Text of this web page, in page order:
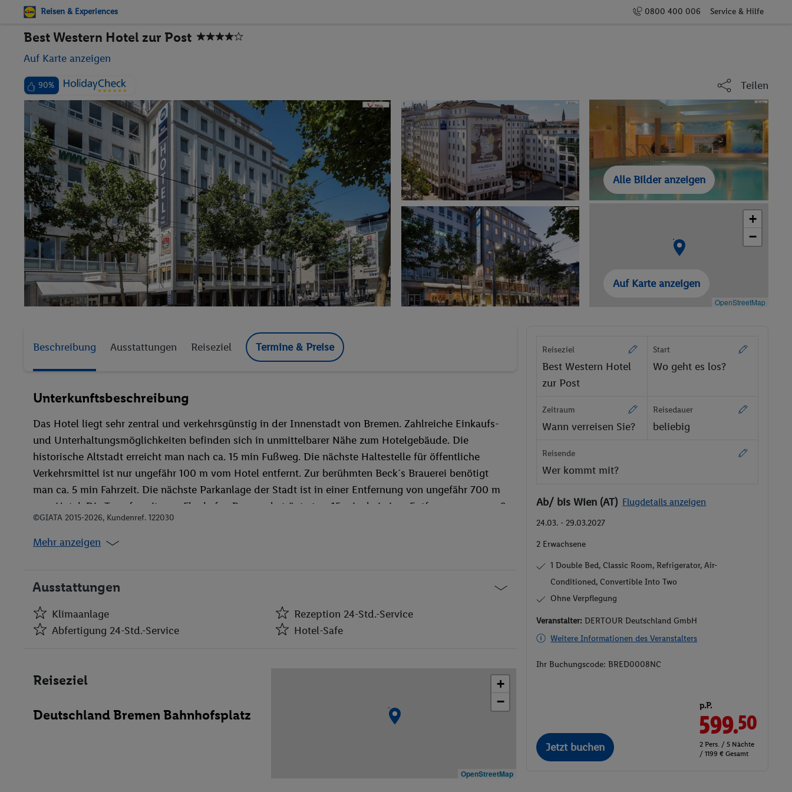
Reisen & Experiences 0800 400 006 Service & Hilfe
Best Western Hotel zur Post
Auf Karte anzeigen
90% Teilen
Alle Bilder anzeigen
+
−
OpenStreetMap
Auf Karte anzeigen
Beschreibung Ausstattungen Reiseziel Termine & Preise
Unterkunftsbeschreibung
Das Hotel liegt sehr zentral und verkehrsgünstig in der Innenstadt von Bremen. Zahlreiche Einkaufs-
und Unterhaltungsmöglichkeiten befinden sich in unmittelbarer Nähe zum Hotelgebäude. Die
historische Altstadt erreicht man nach ca. 15 min Fußweg. Die nächste Haltestelle für öffentliche
Verkehrsmittel ist nur ungefähr 100 m vom Hotel entfernt. Zur berühmten Beck´s Brauerei benötigt
man ca. 5 min Fahrzeit. Die nächste Parkanlage der Stadt ist in einer Entfernung von ungefähr 700 m
zum Hotel. Die Transferzeit zum Flughafen Bremen beträgt etwa 15 min, bei einer Entfernung von ca. 6
km und direkter Verbindung mit der Straßenbahn.
©GIATA 2015-2026, Kundenref. 122030
Mehr anzeigen
Ausstattungen
Klimaanlage
Rezeption 24-Std.-Service
Abfertigung 24-Std.-Service
Hotel-Safe
Abfertigung 24-Std.-Service
Geldwechsel
Kiosk
Reiseziel
Deutschland Bremen Bahnhofsplatz
+
−
OpenStreetMap
Reiseziel
Best Western Hotel
zur Post
Start
Wo geht es los?
Zeitraum
Wann verreisen Sie?
Reisedauer
beliebig
Reisende
Wer kommt mit?
Ab/ bis Wien (AT) Flugdetails anzeigen
24.03. - 29.03.2027
2 Erwachsene
1 Double Bed, Classic Room, Refrigerator, Air-
Conditioned, Convertible Into Two
Ohne Verpflegung
Veranstalter:DERTOUR Deutschland GmbH
Weitere Informationen des Veranstalters
Ihr Buchungscode:BRED0008NC
Jetzt buchen
p.P.
599.50
2 Pers. / 5 Nächte
/ 1199 € Gesamt